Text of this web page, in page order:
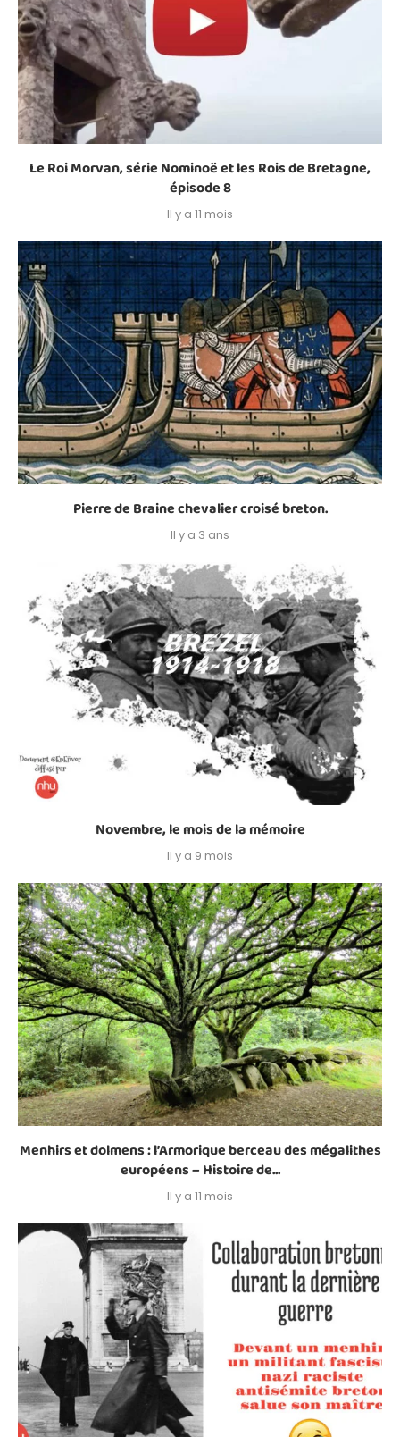
Le Roi Morvan, série Nominoë et les Rois de Bretagne,
épisode 8
Il y a 11 mois
Pierre de Braine chevalier croisé breton.
Il y a 3 ans
Novembre, le mois de la mémoire
Il y a 9 mois
Menhirs et dolmens : l’Armorique berceau des mégalithes
européens – Histoire de...
Il y a 11 mois